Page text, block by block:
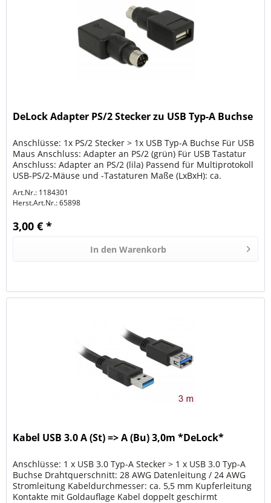
DeLock Adapter PS/2 Stecker zu USB Typ-A Buchse
Anschlüsse: 1x PS/2 Stecker > 1x USB Typ-A Buchse Für USB
Maus Anschluss: Adapter an PS/2 (grün) Für USB Tastatur
Anschluss: Adapter an PS/2 (lila) Passend für Multiprotokoll
USB-PS/2-Mäuse und -Tastaturen Maße (LxBxH): ca.
Art.Nr.: 1184301
Herst.Art.Nr.:65898
3,00 € *
In den Warenkorb
Kabel USB 3.0 A (St) => A (Bu) 3,0m *DeLock*
Anschlüsse: 1 x USB 3.0 Typ-A Stecker > 1 x USB 3.0 Typ-A
Buchse Drahtquerschnitt: 28 AWG Datenleitung / 24 AWG
Stromleitung Kabeldurchmesser: ca. 5,5 mm Kupferleitung
Kontakte mit Goldauflage Kabel doppelt geschirmt